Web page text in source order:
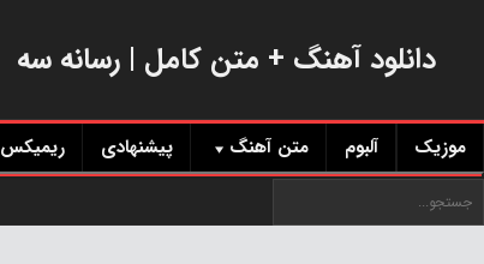
دانلود آهنگ + متن کامل | رسانه سه
موزیک آلبوم متن آهنگ پیشنهادی ریمیکس